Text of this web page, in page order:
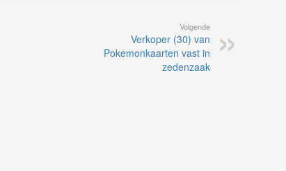
Volgende
Verkoper (30) van
Pokemonkaarten vast in
zedenzaak